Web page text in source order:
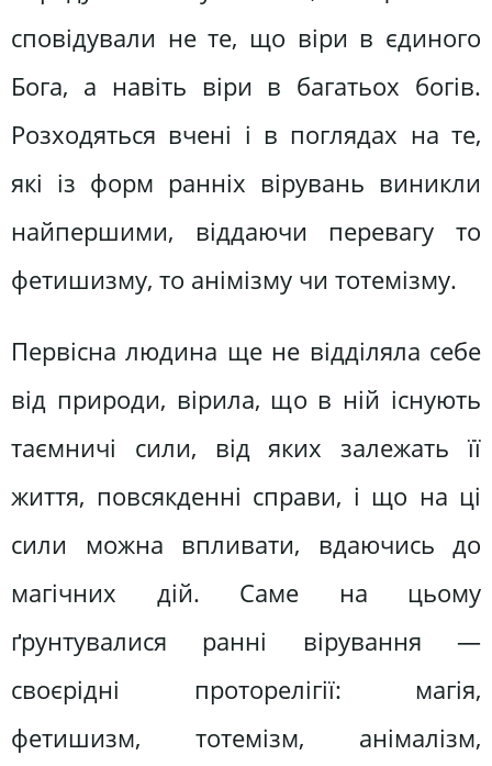
сповідували не те, що віри в єдиного
Бога, а навіть віри в багатьох богів.
Розходяться вчені і в поглядах на те,
які із форм ранніх вірувань виникли
найпершими, віддаючи перевагу то
фетишизму, то анімізму чи тотемізму.
Первісна людина ще не відділяла себе
від природи, вірила, що в ній існують
таємничі сили, від яких залежать її
життя, повсякденні справи, і що на ці
сили можна впливати, вдаючись до
магічних дій. Саме на цьому
ґрунтувалися ранні вірування —
своєрідні проторелігії: магія,
фетишизм, тотемізм, анімалізм,